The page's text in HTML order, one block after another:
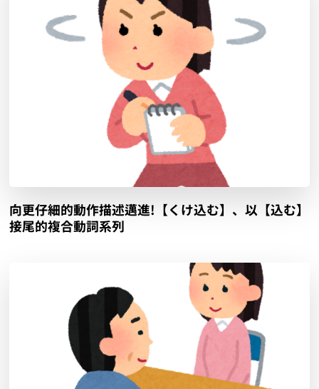
向更仔細的動作描述邁進!【くけ込む】、以【込む】
接尾的複合動詞系列